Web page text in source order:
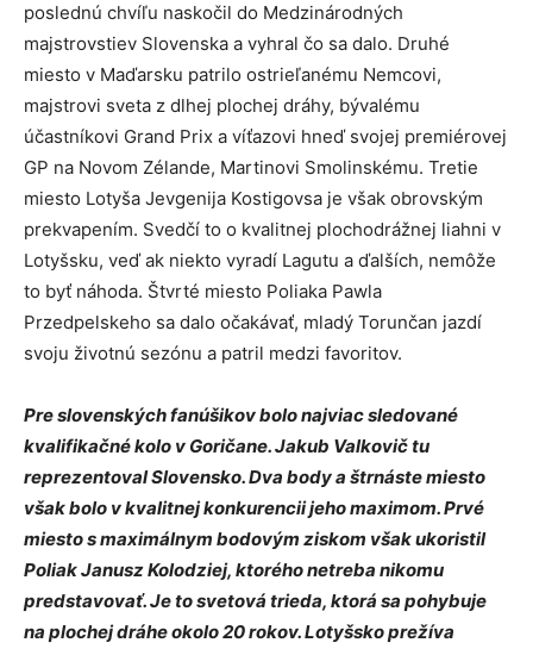
poslednú chvíľu naskočil do Medzinárodných
majstrovstiev Slovenska a vyhral čo sa dalo. Druhé
miesto v Maďarsku patrilo ostrieľanému Nemcovi,
majstrovi sveta z dlhej plochej dráhy, bývalému
účastníkovi Grand Prix a víťazovi hneď svojej premiérovej
GP na Novom Zélande, Martinovi Smolinskému. Tretie
miesto Lotyša Jevgenija Kostigovsa je však obrovským
prekvapením. Svedčí to o kvalitnej plochodrážnej liahni v
Lotyšsku, veď ak niekto vyradí Lagutu a ďalších, nemôže
to byť náhoda. Štvrté miesto Poliaka Pawla
Przedpelskeho sa dalo očakávať, mladý Torunčan jazdí
svoju životnú sezónu a patril medzi favoritov.
Pre slovenských fanúšikov bolo najviac sledované
kvalifikačné kolo v Goričane. Jakub Valkovič tu
reprezentoval Slovensko. Dva body a štrnáste miesto
však bolo v kvalitnej konkurencii jeho maximom. Prvé
miesto s maximálnym bodovým ziskom však ukoristil
Poliak Janusz Kolodziej, ktorého netreba nikomu
predstavovať. Je to svetová trieda, ktorá sa pohybuje
na plochej dráhe okolo 20 rokov. Lotyšsko prežíva